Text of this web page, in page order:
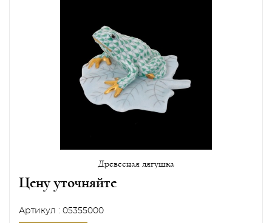
Древесная лягушка
Цену уточняйте
Артикул : 05355000